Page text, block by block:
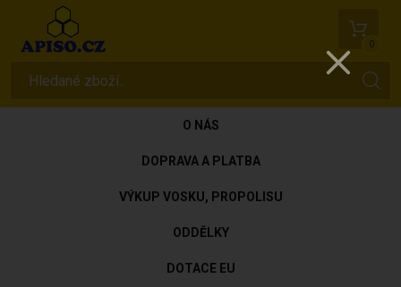
0
O NÁS
DOPRAVA A PLATBA
VÝKUP VOSKU, PROPOLISU
ODDĚLKY
DOTACE EU